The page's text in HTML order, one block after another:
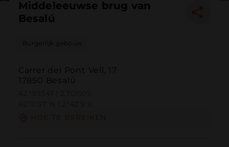
Middeleeuwse brug van
Besalú
Burgerlijk gebouw
Carrer del Pont Vell, 17
17850 Besalú